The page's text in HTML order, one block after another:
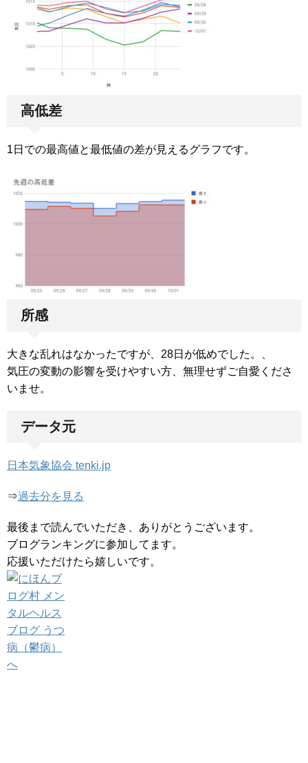
高低差
1日での最高値と最低値の差が見えるグラフです。
所感
大きな乱れはなかったですが、28日が低めでした。、
気圧の変動の影響を受けやすい方、無理せずご自愛くださ
いませ。
データ元
日本気象協会 tenki.jp
⇒過去分を見る
最後まで読んでいただき、ありがとうございます。
ブログランキングに参加してます。
応援いただけたら嬉しいです。